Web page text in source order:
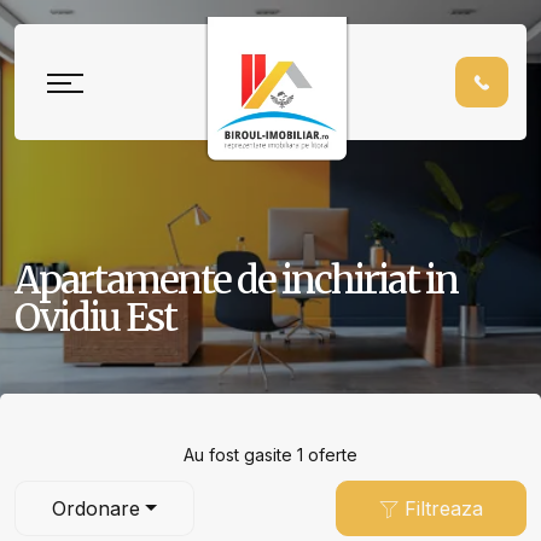
Apartamente de inchiriat in
Ovidiu Est
Au fost gasite 1 oferte
Ordonare Filtreaza